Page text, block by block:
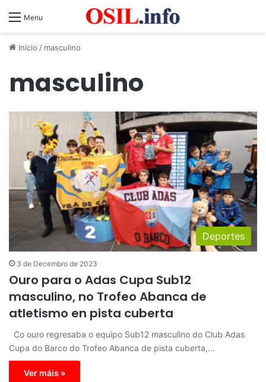
Menu
Inicio / masculino
masculino
Deportes
3 de Decembro de 2023
Ouro para o Adas Cupa Sub12
masculino, no Trofeo Abanca de
atletismo en pista cuberta
Co ouro regresaba o equipo Sub12 masculino do Club Adas
Cupa do Barco do Trofeo Abanca de pista cuberta,…
Ver máis »